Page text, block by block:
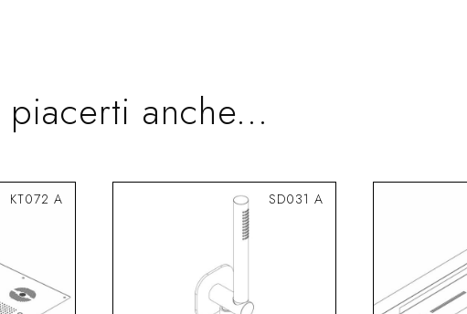
anche...
KT072 A SD031 A